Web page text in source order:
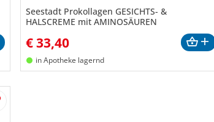
Seestadt Prokollagen GESICHTS- &
HALSCREME mit AMINOSÄUREN
€33,40
in Apotheke lagernd